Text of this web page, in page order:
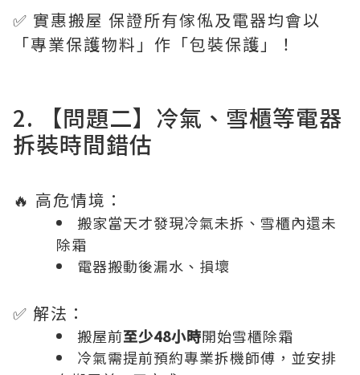
✅ 實惠搬屋 保證所有傢俬及電器均會以
「專業保護物料」作「包裝保護」！
2. 【問題二】冷氣、雪櫃等電器
拆裝時間錯估
🔥 高危情境：
搬家當天才發現冷氣未拆、雪櫃內還未
除霜
電器搬動後漏水、損壞
✅ 解法：
搬屋前至少48小時開始雪櫃除霜
冷氣需提前預約專業拆機師傅，並安排